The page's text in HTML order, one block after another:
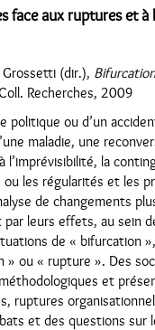
face aux ruptures et à
(dir.),
Recherches, 2009
politique ou d’un
maladie, une
l’imprévisibilité, la
les régularités et les
de changements
leurs effets, au sein
de « bifurcation
ou « rupture ». Des
et
ruptures
et des questions sur